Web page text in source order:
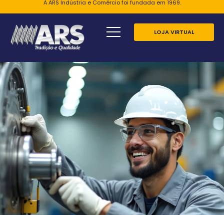
A ARS Indústria e Comércio foi fundada em 1969.
LOJA VIRTUAL